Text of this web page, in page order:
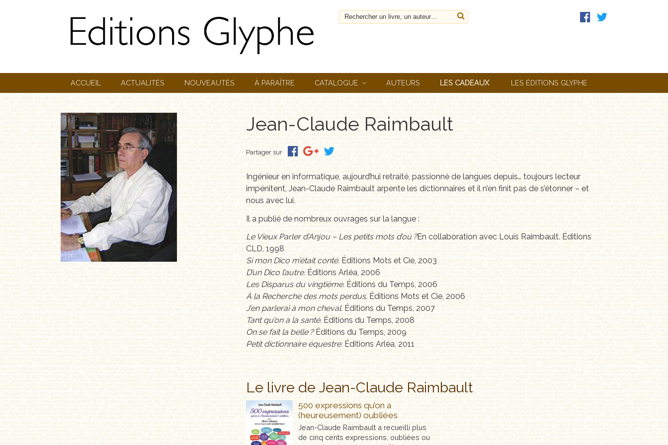
ACCUEIL ACTUALITÉS NOUVEAUTÉS À PARAÎTRE CATALOGUE AUTEURS LES CADEAUX LES ÉDITIONS GLYPHE
Jean-Claude Raimbault
Partager sur
Ingénieur en informatique, aujourd’hui retraité, passionné de langues depuis… toujours lecteur
impénitent, Jean-Claude Raimbault arpente les dictionnaires et il n’en finit pas de s’étonner – et
nous avec lui.
Il a publié de nombreux ouvrages sur la langue :
Le Vieux Parler d’Anjou – Les petits mots d’où ?En collaboration avec Louis Raimbault. Éditions
CLD, 1998
Si mon Dico m’était conté. Éditions Mots et Cie, 2003
D’un Dico l’autre. Éditions Arléa, 2006
Les Disparus du vingtième. Éditions du Temps, 2006
À la Recherche des mots perdus. Éditions Mots et Cie, 2006
J’en parlerai à mon cheval. Éditions du Temps, 2007
Tant qu’on a la santé. Éditions du Temps, 2008
On se fait la belle ?Éditions du Temps, 2009
Petit dictionnaire équestre. Éditions Arléa, 2011
Le livre de Jean-Claude Raimbault
500 expressions qu’on a
(heureusement) oubliées
Jean-Claude Raimbault a recueilli plus
de cinq cents expressions, oubliées ou